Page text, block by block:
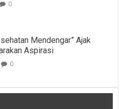
0
Mendengar” Ajak
Aspirasi
0